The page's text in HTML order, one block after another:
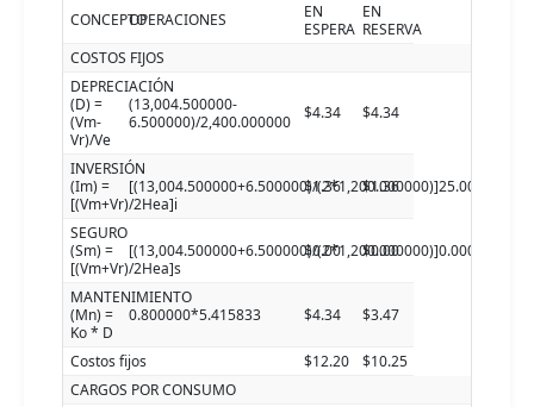
CONCEPTOOPERACIONES
EN
ESPERA
EN
RESERVA
COSTOS FIJOS
DEPRECIACIÓN
(D) =
(Vm-
Vr)/Ve
(13,004.500000-
6.500000)/2,400.000000
$4.34 $4.34
INVERSIÓN
(Im) =
[(Vm+Vr)/2Hea]i
[(13,004.500000+6.500000)/(2*1,200.000000)]25.000000
$1.36 $1.36
SEGURO
(Sm) =
[(Vm+Vr)/2Hea]s
[(13,004.500000+6.500000)/(2*1,200.000000)]0.000000
$0.00 $0.00
MANTENIMIENTO
(Mn) =
Ko * D
0.800000*5.415833 $4.34 $3.47
Costos fijos $12.20
$10.25
CARGOS POR CONSUMO